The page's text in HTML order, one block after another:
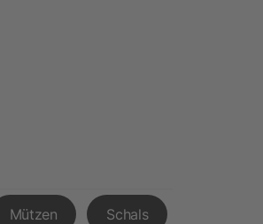
Mützen Schals